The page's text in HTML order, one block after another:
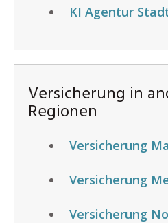
KI Agentur
Versicherung in
Regionen
Versicherung
Versicherung
Versicherung